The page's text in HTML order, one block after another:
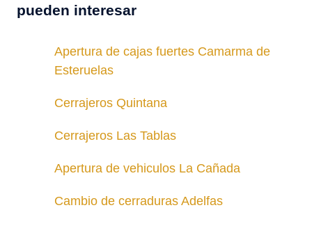
pueden interesar
Apertura de cajas fuertes Camarma de
Esteruelas
Cerrajeros Quintana
Cerrajeros Las Tablas
Apertura de vehiculos La Cañada
Cambio de cerraduras Adelfas